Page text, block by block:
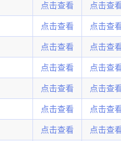
点击查看 点击查
点击查看 点击查
点击查看 点击查
点击查看 点击查
点击查看 点击查
点击查看 点击查
点击查看 点击查